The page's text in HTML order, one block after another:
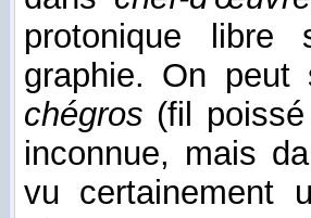
protonique libre
graphie. On peut
chégros (fil
inconnue, mais
vu certainement